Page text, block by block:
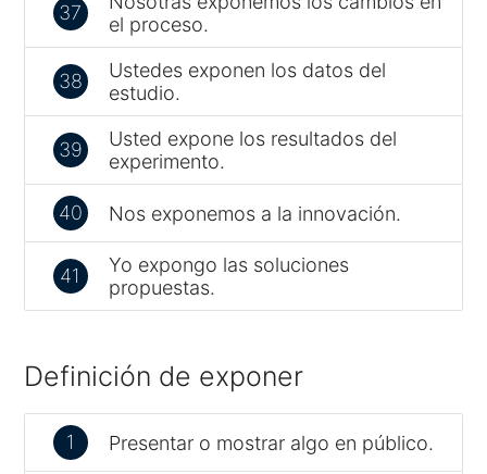
37
el proceso.
38
Ustedes exponen los datos del
estudio.
39
Usted expone los resultados del
experimento.
40 Nos exponemos a la innovación.
41
Yo expongo las soluciones
propuestas.
Definición de exponer
1 Presentar o mostrar algo en público.